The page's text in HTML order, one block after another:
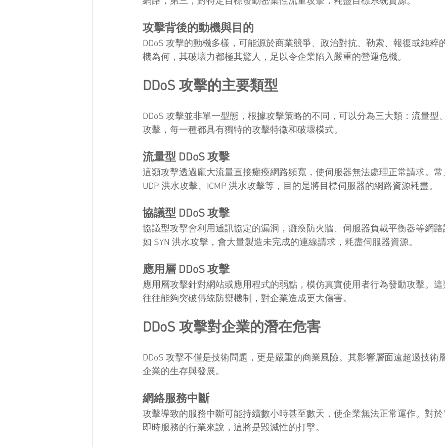
攻擊背後的動機與目的
DDoS 攻擊的動機多樣，可能源於商業競爭、政治對抗、勒索、報復或純粹
機為何，其破壞力都極其驚人，足以令企業陷入嚴重的營運危機。
DDoS 攻擊的主要類型
DDoS 攻擊並非單一型態，根據攻擊策略的不同，可以分為三大類：流量型
攻擊，每一種都具有獨特的攻擊特徵和破壞模式。
流量型 DDoS 攻擊
這類攻擊透過龐大流量直接癱瘓網路頻寬，使伺服器無法處理正常請求。
UDP 洪水攻擊、ICMP 洪水攻擊等，目的是將目標伺服器的網路資源耗盡。
協議型 DDoS 攻擊
協議型攻擊會利用通訊協定的漏洞，癱瘓防火牆、伺服器負載平衡器等網
如 SYN 洪水攻擊，會大量製造未完成的連線請求，耗盡伺服器資源。
應用層 DDoS 攻擊
應用層攻擊針對網站或應用程式的弱點，模仿真實使用者行為發動攻擊。這
往往能夠突破傳統防禦機制，對企業造成更大傷害。
DDoS 攻擊對企業的潛在危害
DDoS 攻擊不僅是技術問題，更是嚴重的商業風險。其影響層面遠超過技術
企業的生存與發展。
網絡服務中斷
攻擊導致的服務中斷可能持續數小時甚至數天，使企業無法正常運作。對
即時服務的行業來說，這將是毀滅性的打擊。